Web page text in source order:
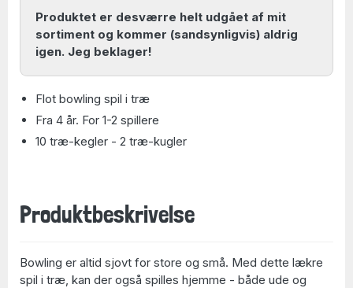
Produktet er desværre helt udgået af mit
sortiment og kommer (sandsynligvis) aldrig
igen. Jeg beklager!
Flot bowling spil i træ
Fra 4 år. For 1-2 spillere
10 træ-kegler - 2 træ-kugler
Produktbeskrivelse
Bowling er altid sjovt for store og små. Med dette lækre
spil i træ, kan der også spilles hjemme - både ude og